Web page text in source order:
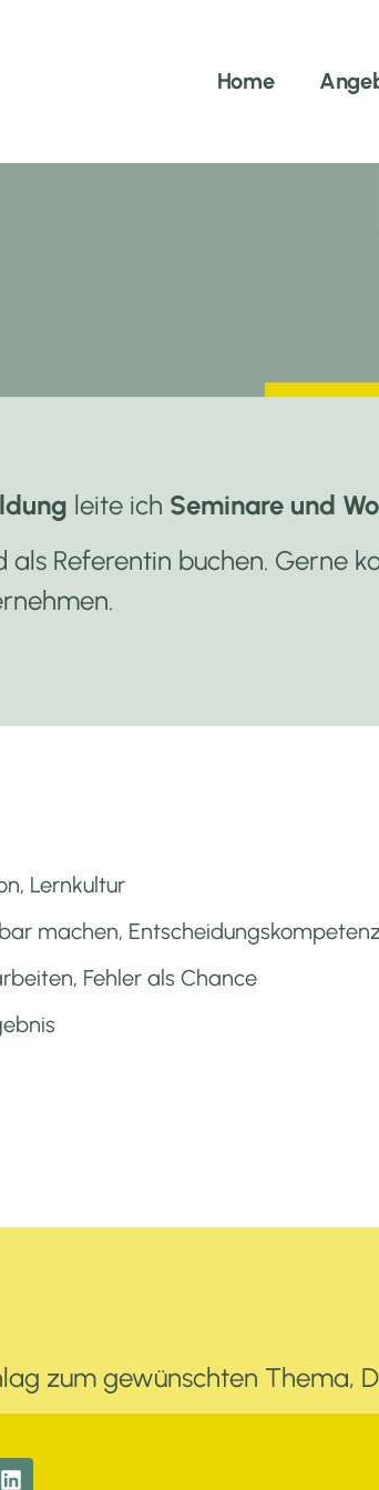
Home
leite ich Seminare und
Referentin buchen. Gerne
Lernkultur
machen,
Fehler als Chance
zum gewünschten Thema,